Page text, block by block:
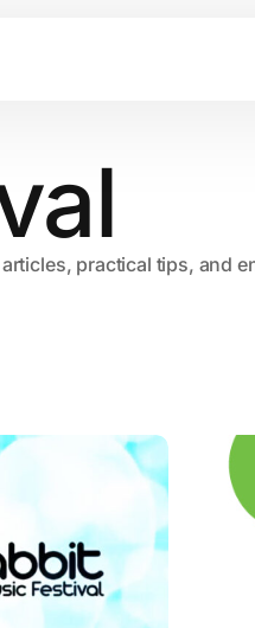
practical tips, and